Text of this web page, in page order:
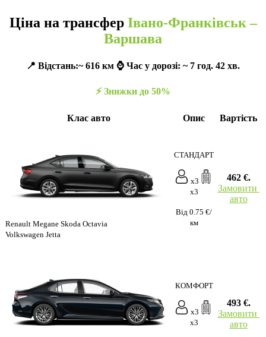
Ціна на трансфер Івано-Франківськ –
Варшава
📍 Відстань:~ 616 км ⌚️ Час у дорозі: ~ 7 год. 42 хв.
⚡️ Знижки до 50%
Клас авто Опис Вартість
Renault Megane Skoda Octavia
Volkswagen Jetta
СТАНДАРТ
x3
x3
Від 0.75 €/
км
462 €.
Замовити
авто
КОМФОРТ
x3
x3
493 €.
Замовити
авто